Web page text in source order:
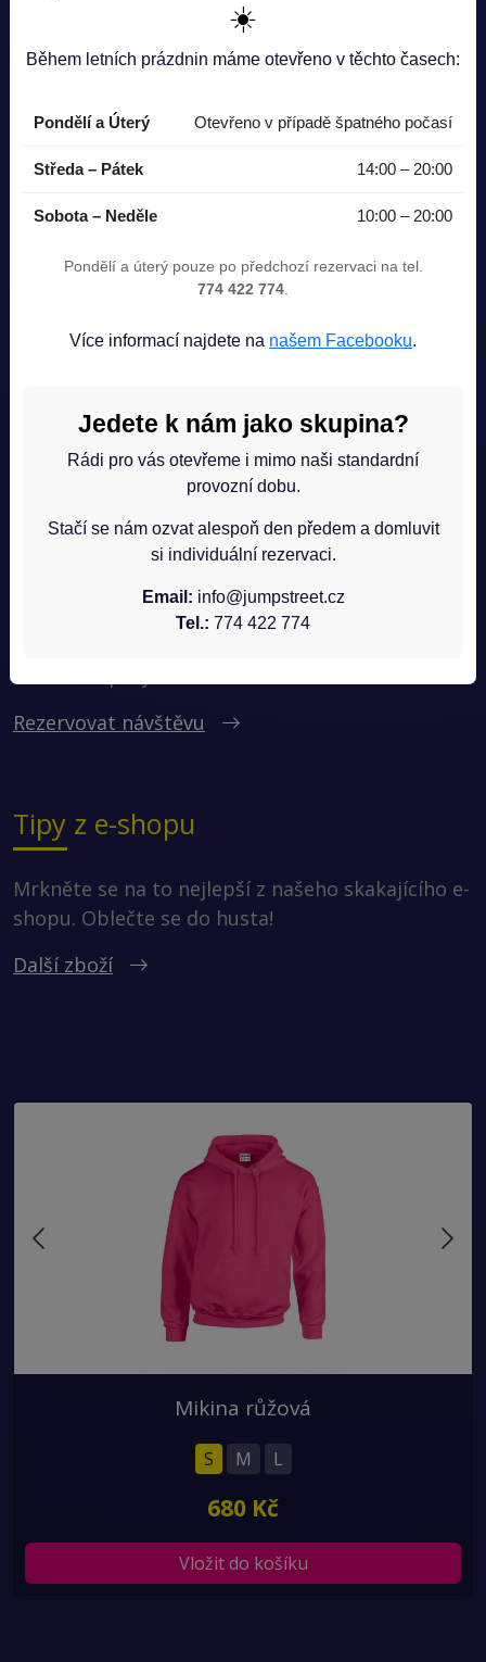
Ceník
1 hodina
240 Kč
Neskákající doprovod ZDARMA. Pro
nabízíme individuální ceny.
Díky obrovské popularitě a limitované kapacitě
naší trampolínové arény jsme pro vás vytvořili
systém online rezervací . Díky tomu vám
nebudete potýkat s čekáním na uvolnění místa.
Rezervovat návštěvu
Tipy z e-shopu
Mrkněte se na to nejlepší z našeho skakajícího e-
shopu. Oblečte se do husta!
Další zboží
Mikina růžová
S M L
680 Kč
Vložit do košíku
☀️
Během letních prázdnin máme otevřeno v těchto časech:
Pondělí a Úterý Otevřeno v případě špatného počasí
Středa – Pátek 14:00 – 20:00
Sobota – Neděle 10:00 – 20:00
Pondělí a úterý pouze po předchozí rezervaci na tel.
774 422 774
Více informací najdete na našem Facebooku.
Jedete k nám jako skupina?
Rádi pro vás otevřeme i mimo naši standardní
provozní dobu.
Stačí se nám ozvat alespoň den předem a domluvit
si individuální rezervaci.
Email: info@jumpstreet.cz
Tel.: 774 422 774